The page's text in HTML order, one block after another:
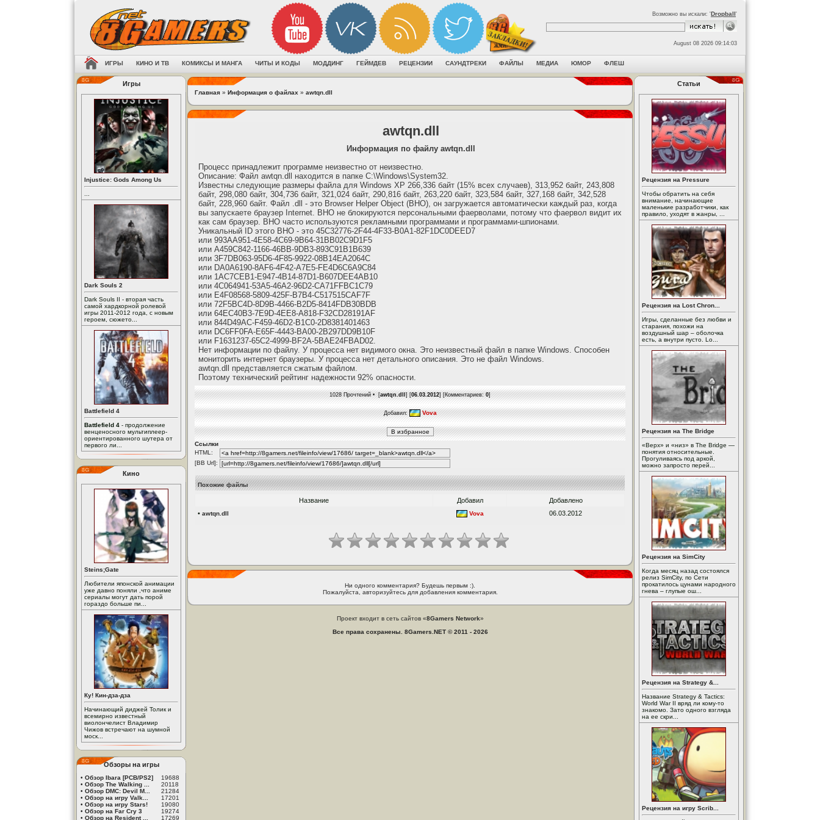
Возможно вы искали: 'Dropball'
August 08 2026 09:14:03
ИГРЫ КИНО И ТВ КОМИКСЫ И МАНГА ЧИТЫ И КОДЫ МОДДИНГ ГЕЙМДЕВ РЕЦЕНЗИИ САУНДТРЕКИ ФАЙЛЫ МЕДИА ЮМОР ФЛЕШ
Игры
Injustice: Gods Among Us
Dark Souls 2
Dark Souls II - вторая часть
самой хардкорной ролевой
игры 2011-2012 года, с новым
героем, сюжето...
Battlefield 4
Battlefield 4 - продолжение
венценосного мультиплеер-
ориентированного шутера от
первого ли...
Кино
Steins;Gate
Любители японской анимации
уже давно поняли ,что аниме
сериалы могут дать порой
гораздо больше пи...
Ку! Кин-дза-дза
Начинающий диджей Толик и
всемирно известный
виолончелист Владимир
Чижов встречают на шумной
моск...
Обзоры на игры
• Обзор Ibara [PCB/PS2]
19688
• Обзор The Walking ...
20118
• Обзор DMC: Devil M...
21284
• Обзор на игру Valk...
17201
• Обзор на игру Stars!
19080
• Обзор на Far Cry 3
19274
• Обзор на Resident ... 17269
Главная » Информация о файлах » awtqn.dll
awtqn.dll
Информация по файлу awtqn.dll
Процесс принадлежит программе неизвестно от неизвестно.
Описание: Файл awtqn.dll находится в папке C:\Windows\System32.
Известны следующие размеры файла для Windows XP 266,336 байт (15% всех случаев), 313,952 байт, 243,808
байт, 298,080 байт, 304,736 байт, 321,024 байт, 290,816 байт, 263,220 байт, 323,584 байт, 327,168 байт, 342,528
байт, 228,960 байт. Файл .dll - это Browser Helper Object (BHO), он загружается автоматически каждый раз, когда
вы запускаете браузер Internet. BHO не блокируются персональными фаерволами, потому что фаервол видит их
как сам браузер. BHO часто используются рекламными программами и программами-шпионами.
Уникальный ID этого BHO - это 45C32776-2F44-4F33-B0A1-82F1DC0DEED7
или 993AA951-4E58-4C69-9B64-31BB02C9D1F5
или A459C842-1166-46BB-9DB3-893C91B1B639
или 3F7DB063-95D6-4F85-9922-08B14EA2064C
или DA0A6190-8AF6-4F42-A7E5-FE4D6C6A9C84
или 1AC7CEB1-E947-4B14-87D1-B607DEE4AB10
или 4C064941-53A5-46A2-96D2-CA71FFBC1C79
или E4F08568-5809-425F-B7B4-C517515CAF7F
или 72F5BC4D-8D9B-4466-B2D5-8414FDB30BDB
или 64EC40B3-7E9D-4EE8-A818-F32CD28191AF
или 844D49AC-F459-46D2-B1C0-2D8381401463
или DC6FF0FA-E65F-4443-BA00-2B297DD9B10F
или F1631237-65C2-4999-BF2A-5BAE24FBAD02.
Нет информации по файлу. У процесса нет видимого окна. Это неизвестный файл в папке Windows. Cпособен
мониторить интернет браузеры. У процесса нет детального описания. Это не файл Windows.
awtqn.dll представляется сжатым файлом.
Поэтому технический рейтинг надежности 92% опасности.
1028 Прочтений • [awtqn.dll ] [06.03.2012] [Комментариев: 0]
Добавил: Vova
Ссылки
HTML:
[BB Url]:
Похожие файлы
Название Добавил
Добавлено
• awtqn.dll Vova 06.03.2012
Ни одного комментария? Будешь первым :).
Пожалуйста, авторизуйтесь для добавления комментария.
Проект входит в сеть сайтов «8Gamers Network»
Все права сохранены. 8Gamers.NET © 2011 - 2026
Статьи
Рецензия на Pressure
Чтобы обратить на себя
внимание, начинающие
маленькие разработчики, как
правило, уходят в жанры, ...
Рецензия на Lost Chron...
Игры, сделанные без любви и
старания, похожи на
воздушный шар – оболочка
есть, а внутри пусто. Lo...
Рецензия на The Bridge
«Верх» и «низ» в The Bridge —
понятия относительные.
Прогуливаясь под аркой,
можно запросто перей...
Рецензия на SimCity
Когда месяц назад состоялся
релиз SimCity, по Сети
прокатилось цунами народного
гнева – глупые ош...
Рецензия на Strategy &...
Название Strategy & Tactics:
World War II вряд ли кому-то
знакомо. Зато одного взгляда
на ее скри...
Рецензия на игру Scrib...